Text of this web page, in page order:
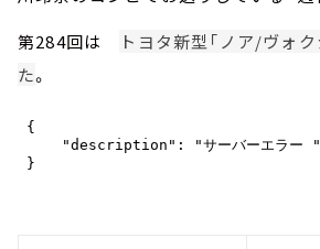
第284回は
トヨタ新型「ノア/ヴォ
た。